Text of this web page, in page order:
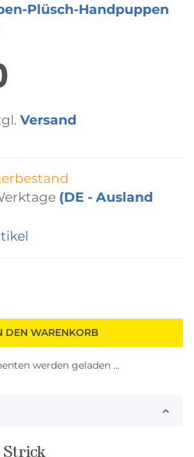
Plüsch-Handpuppen
Versand
(DE - Ausland
DEN WARENKORB
werden geladen ...
Strick